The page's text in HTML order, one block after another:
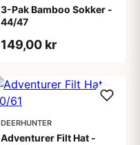
3-Pak Bamboo Sokker -
44/47
149,00 kr
DEERHUNTER
Adventurer Filt Hat -